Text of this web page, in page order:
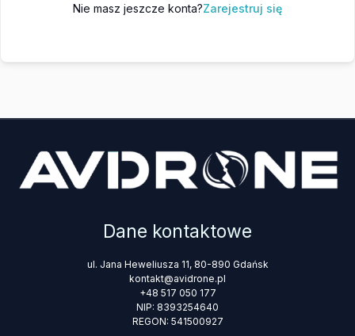
Nie masz jeszcze konta?Zarejestruj się
Dane kontaktowe
ul. Jana Heweliusza 11, 80-890 Gdańsk
kontakt@avidrone.pl
+48 517 050 177
NIP: 8393254640
REGON: 541500927